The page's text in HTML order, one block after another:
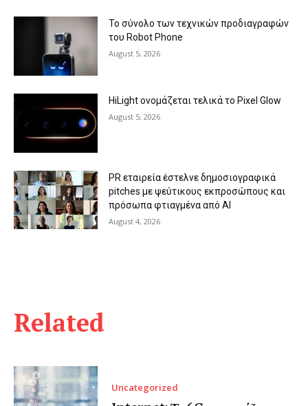
Related
Uncategorized
Το σύνολο των τεχνικών προδιαγραφών
του Robot Phone
August 5, 2026
HiLight ονομάζεται τελικά το Pixel Glow
August 5, 2026
PR εταιρεία έστελνε δημοσιογραφικά
pitches με ψεύτικους εκπροσώπους και
πρόσωπα φτιαγμένα από AI
August 4, 2026